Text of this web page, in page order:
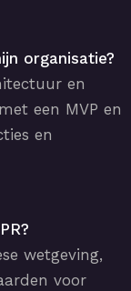
organisatie?
en
een MVP en
en
wetgeving,
voor